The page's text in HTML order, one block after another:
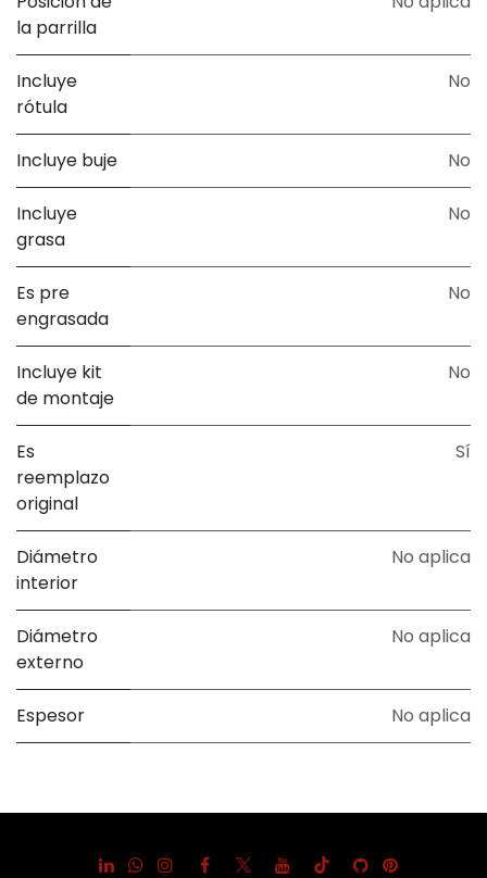
la parrilla
Incluye
rótula
No
Incluye buje No
Incluye
grasa
No
Es pre
engrasada
No
Incluye kit
de montaje
No
Es
reemplazo
original
Sí
Diámetro
interior
No aplica
Diámetro
externo
No aplica
Espesor No aplica